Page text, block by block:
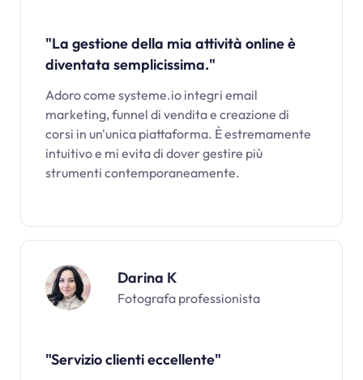
"La gestione della mia attività online è
diventata semplicissima."
Adoro come systeme.io integri email
marketing, funnel di vendita e creazione di
corsi in un'unica piattaforma. È estremamente
intuitivo e mi evita di dover gestire più
strumenti contemporaneamente.
Darina K
Fotografa professionista
"Servizio clienti eccellente"